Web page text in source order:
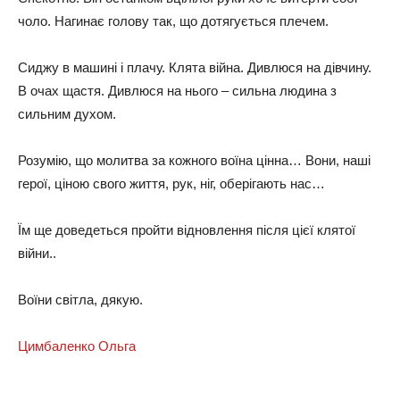
чоло. Нагинає голову так, що дотягується плечем.
Сиджу в машині і плачу. Клята війна. Дивлюся на дівчину.
В очах щастя. Дивлюся на нього – сильна людина з
сильним духом.
Розумію, що молитва за кожного воїна цінна… Вони, наші
герої, ціною свого життя, рук, ніг, оберігають нас…
Їм ще доведеться пройти відновлення після цієї клятої
війни..
Воїни світла, дякую.
Цимбаленко Ольга